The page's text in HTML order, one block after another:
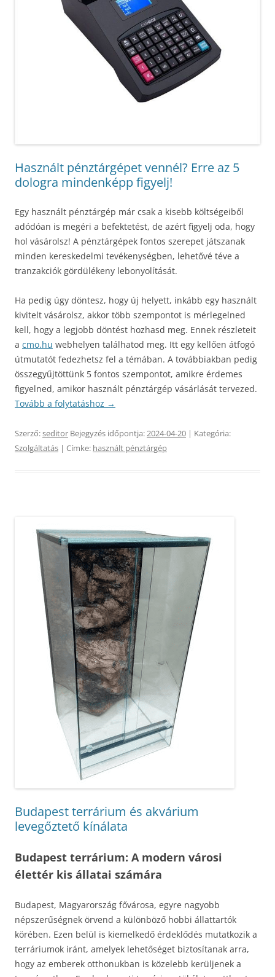
Használt pénztárgépet vennél? Erre az 5
dologra mindenképp figyelj!
Egy használt pénztárgép már csak a kisebb költségeiből
adódóan is megéri a befektetést, de azért figyelj oda, hogy
hol vásárolsz! A pénztárgépek fontos szerepet játszanak
minden kereskedelmi tevékenységben, lehetővé téve a
tranzakciók gördülékeny lebonyolítását.
Ha pedig úgy döntesz, hogy új helyett, inkább egy használt
kivitelt vásárolsz, akkor több szempontot is mérlegelned
kell, hogy a legjobb döntést hozhasd meg. Ennek részleteit
a cmo.hu webhelyen találhatod meg. Itt egy kellően átfogó
útmutatót fedezhetsz fel a témában. A továbbiakban pedig
összegyűjtöttünk 5 fontos szempontot, amikre érdemes
figyelned, amikor használt pénztárgép vásárlását tervezed.
Tovább a folytatáshoz →
Szerző:seditor Bejegyzés időpontja:2024-04-20 | Kategória:
Szolgáltatás | Címke: használt pénztárgép
Budapest terrárium és akvárium
levegőztető kínálata
Budapest terrárium: A modern városi
élettér kis állatai számára
Budapest, Magyarország fővárosa, egyre nagyobb
népszerűségnek örvend a különböző hobbi állattartók
körében. Ezen belül is kiemelkedő érdeklődés mutatkozik a
terráriumok iránt, amelyek lehetőséget biztosítanak arra,
hogy az emberek otthonukban is közelebb kerüljenek a